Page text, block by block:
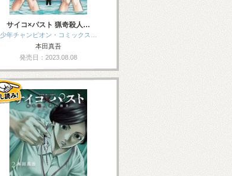
サイコ×パスト 猟奇殺人…
少年チャンピオン・コミックス…
本田真吾
発売日：2023.08.08